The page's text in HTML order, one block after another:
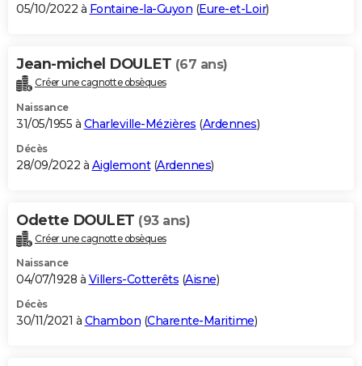
05/10/2022 à Fontaine-la-Guyon (Eure-et-Loir)
Jean-michel DOULET (67 ans)
Créer une cagnotte obsèques
Naissance
31/05/1955 à Charleville-Mézières (Ardennes)
Décès
28/09/2022 à Aiglemont(Ardennes)
Odette DOULET (93 ans)
Créer une cagnotte obsèques
Naissance
04/07/1928 à Villers-Cotterêts (Aisne)
Décès
30/11/2021 à Chambon (Charente-Maritime)